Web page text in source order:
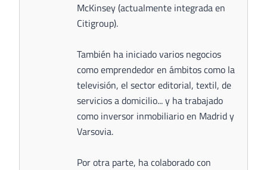
McKinsey (actualmente integrada en
Citigroup).
También ha iniciado varios negocios
como emprendedor en ámbitos como la
televisión, el sector editorial, textil, de
servicios a domicilio... y ha trabajado
como inversor inmobiliario en Madrid y
Varsovia.
Por otra parte, ha colaborado con